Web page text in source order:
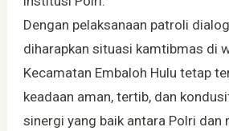
Dengan pelaksanaan patroli
diharapkan situasi kamtibmas di
Kecamatan Embaloh Hulu tetap
keadaan aman, tertib, dan
sinergi yang baik antara Polri dan